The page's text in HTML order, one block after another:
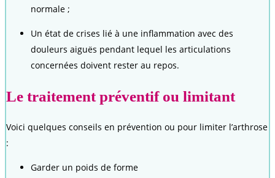
normale ;
Un état de crises lié à une inflammation avec des
douleurs aiguës pendant lequel les articulations
concernées doivent rester au repos.
Le traitement préventif ou limitant
Voici quelques conseils en prévention ou pour limiter l’arthrose
:
Garder un poids de forme